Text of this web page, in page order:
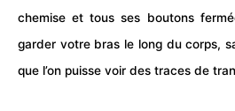
chemise et tous ses boutons
garder votre bras le long du corps,
que l’on puisse voir des traces de